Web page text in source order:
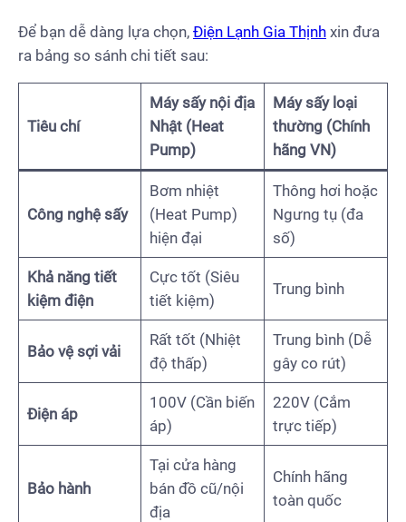
Để bạn dễ dàng lựa chọn, Điện Lạnh Gia Thịnh xin đưa
ra bảng so sánh chi tiết sau:
Tiêu chí
Máy sấy nội địa
Nhật (Heat
Pump)
Máy sấy loại
thường (Chính
hãng VN)
Công nghệ sấy
Bơm nhiệt
(Heat Pump)
hiện đại
Thông hơi hoặc
Ngưng tụ (đa
số)
Khả năng tiết
kiệm điện
Cực tốt (Siêu
tiết kiệm)
Trung bình
Bảo vệ sợi vải
Rất tốt (Nhiệt
độ thấp)
Trung bình (Dễ
gây co rút)
Điện áp
100V (Cần biến
áp)
220V (Cắm
trực tiếp)
Bảo hành
Tại cửa hàng
bán đồ cũ/nội
địa
Chính hãng
toàn quốc